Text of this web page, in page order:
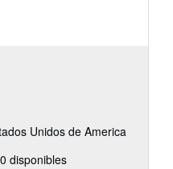
Unidos de America
disponibles